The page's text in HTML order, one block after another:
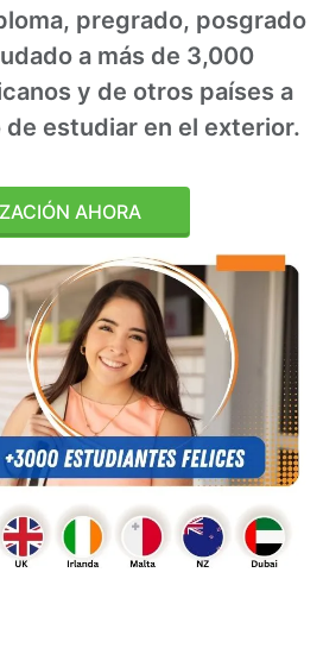
pregrado, posgrado
a más de 3,000
y de otros países a
estudiar en el exterior.
AHORA